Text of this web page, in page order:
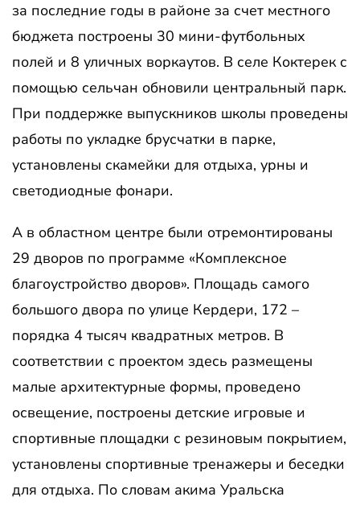
за последние годы в районе за счет местного
бюджета построены 30 мини-футбольных
полей и 8 уличных воркаутов. В селе Коктерек с
помощью сельчан обновили центральный парк.
При поддержке выпускников школы проведены
работы по укладке брусчатки в парке,
установлены скамейки для отдыха, урны и
светодиодные фонари.
А в областном центре были отремонтированы
29 дворов по программе «Комплексное
благоустройство дворов». Площадь самого
большого двора по улице Кердери, 172 –
порядка 4 тысяч квадратных метров. В
соответствии с проектом здесь размещены
малые архитектурные формы, проведено
освещение, построены детские игровые и
спортивные площадки с резиновым покрытием,
установлены спортивные тренажеры и беседки
для отдыха. По словам акима Уральска